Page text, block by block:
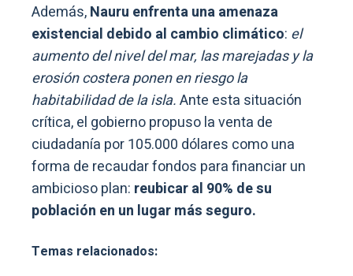
Además,Nauru enfrenta una amenaza
existencial debido al cambio climático: el
aumento del nivel del mar, las marejadas y la
erosión costera ponen en riesgo la
habitabilidad de la isla.Ante esta situación
crítica, el gobierno propuso la venta de
ciudadanía por 105.000 dólares como una
forma de recaudar fondos para financiar un
ambicioso plan: reubicar al 90% de su
población en un lugar más seguro.
Temas relacionados: